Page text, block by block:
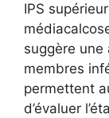
IPS
suggère
membres
permettent
d’évaluer